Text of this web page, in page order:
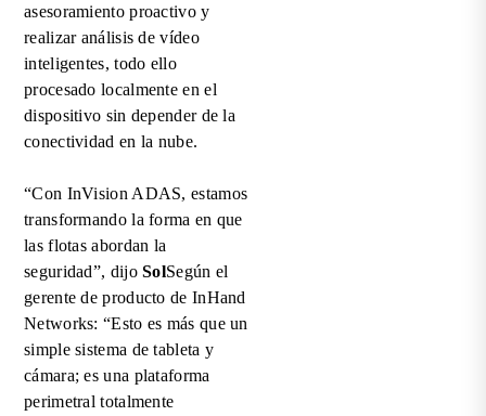
asesoramiento proactivo y
realizar análisis de vídeo
inteligentes, todo ello
procesado localmente en el
dispositivo sin depender de la
conectividad en la nube.
“Con InVision ADAS, estamos
transformando la forma en que
las flotas abordan la
seguridad”, dijoSolSegún el
gerente de producto de InHand
Networks: “Esto es más que un
simple sistema de tableta y
cámara; es una plataforma
perimetral totalmente